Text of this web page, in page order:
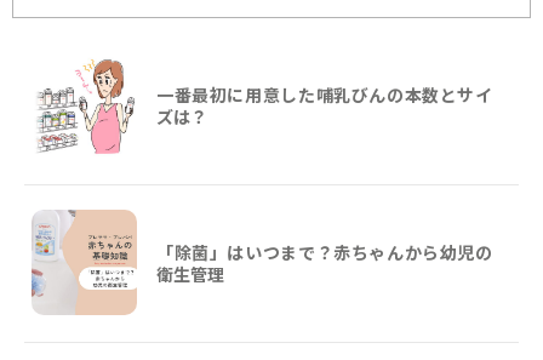
一番最初に用意した哺乳びんの本数とサイ
ズは？
「除菌」はいつまで？赤ちゃんから幼児の
衛生管理